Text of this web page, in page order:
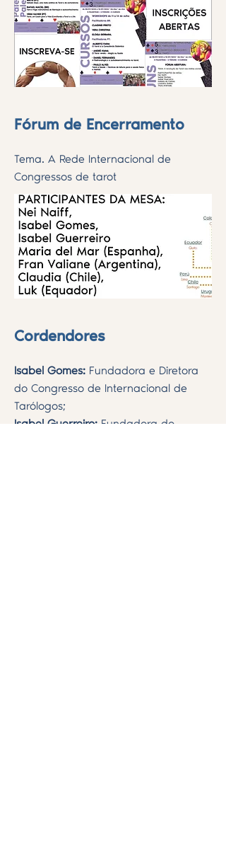
Fórum de Encerramento
Tema. A Rede Internacional de
Congressos de tarot
Cordendores
Isabel Gomes: Fundadora e Diretora
do Congresso de Internacional de
Tarólogos;
Isabel Guerreiro: Fundadora do